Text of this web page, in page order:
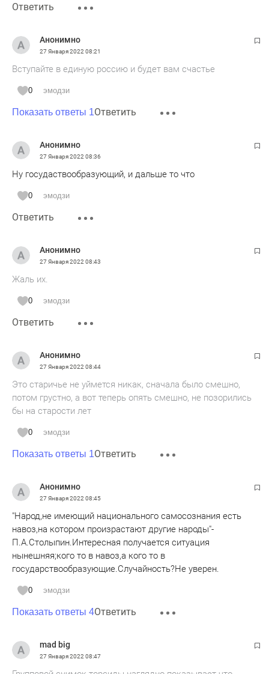
Ответить
Анонимно
27 Января 2022 08:21
Вступайте в единую россию и будет вам счастье
0 эмодзи
Показать ответы 1Ответить
Анонимно
27 Января 2022 08:36
Ну госудаствообразующий, и дальше то что
0 эмодзи
Ответить
Анонимно
27 Января 2022 08:43
Жаль их.
0 эмодзи
Ответить
Анонимно
27 Января 2022 08:44
Это старичье не уймется никак, сначала было смешно,
потом грустно, а вот теперь опять смешно, не позорились
бы на старости лет
0 эмодзи
Показать ответы 1Ответить
Анонимно
27 Января 2022 08:45
"Народ,не имеющий национального самосознания есть
навоз,на котором произрастают другие народы"-
П.А.Столыпин.Интересная получается ситуация
нынешняя;кого то в навоз,а кого то в
государствообразующие.Случайность?Не уверен.
0 эмодзи
Показать ответы 4Ответить
mad big
27 Января 2022 08:47